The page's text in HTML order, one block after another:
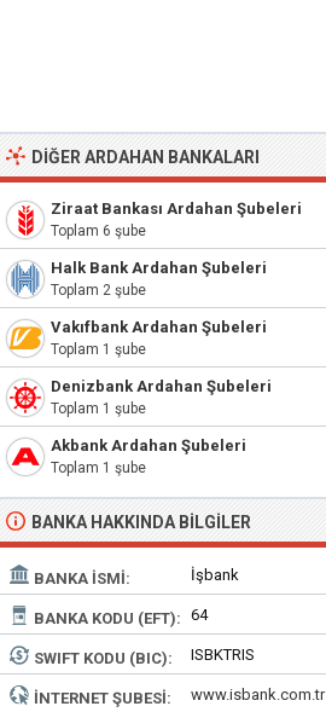
DIĞER ARDAHAN BANKALARI
Ziraat Bankası Ardahan Şubeleri
Toplam 6 şube
Halk Bank Ardahan Şubeleri
Toplam 2 şube
Vakıfbank Ardahan Şubeleri
Toplam 1 şube
Denizbank Ardahan Şubeleri
Toplam 1 şube
Akbank Ardahan Şubeleri
Toplam 1 şube
BANKA HAKKINDA BILGILER
BANKA İSMI: İşbank
BANKA KODU (EFT): 64
SWIFT KODU (BIC): ISBKTRIS
İNTERNET ŞUBESI: www.isbank.com.tr